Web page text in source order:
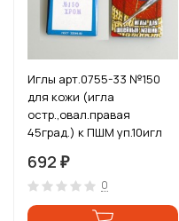
Иглы арт.0755-33 №150
для кожи (игла
остр.,овал.правая
45град.) к ПШМ уп.10игл
692 ₽
0